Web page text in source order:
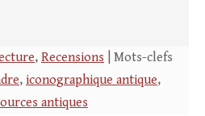
, Recensions | Mots-clefs
, iconographique antique,
antiques